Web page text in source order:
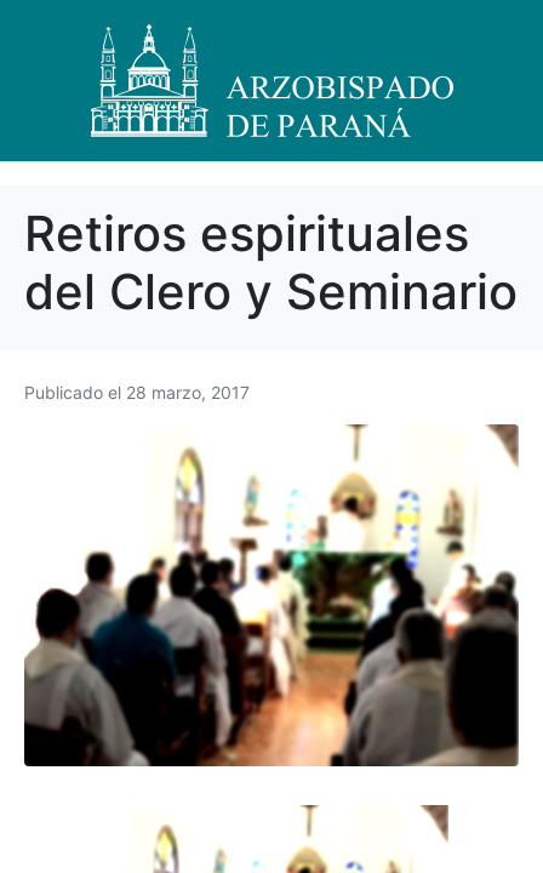
Retiros espirituales
del Clero y Seminario
Publicado el 28 marzo, 2017